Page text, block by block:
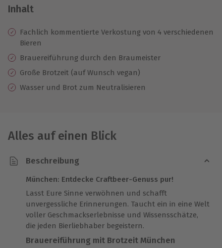
3 Jahre gültig & verlängerbar.
Inhalt
Fachlich kommentierte Verkostung von 4 verschiedenen
Bieren
Brauereiführung durch den Braumeister
Große Brotzeit (auf Wunsch vegan)
Wasser und Brot zum Neutralisieren
Alles auf einen Blick
Beschreibung
München: Entdecke Craftbeer-Genuss pur!
Lasst Eure Sinne verwöhnen und schafft
unvergessliche Erinnerungen. Taucht ein in eine Welt
voller Geschmackserlebnisse und Wissensschätze,
die jeden Bierliebhaber begeistern.
Brauereiführung mit Brotzeit München